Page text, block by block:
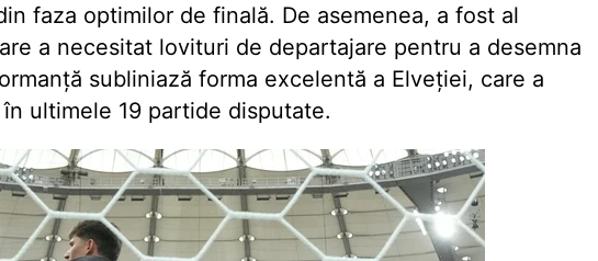
faza optimilor de finală. De asemenea, a fost al
a necesitat lovituri de departajare pentru a desemna
subliniază forma excelentă a Elveției, care a
ultimele 19 partide disputate.